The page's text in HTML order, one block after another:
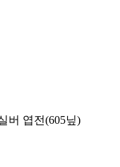
버 엽전(605닢)